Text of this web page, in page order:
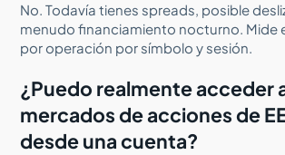
No. Todavía tienes spreads, posible
menudo financiamiento nocturno. Mide
por operación por símbolo y sesión.
¿Puedo realmente acceder
mercados de acciones de
desde una cuenta?